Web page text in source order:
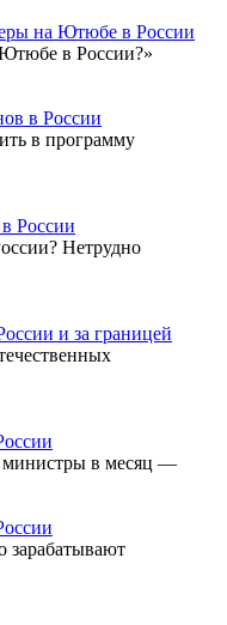
на Ютюбе в России
в России?»
в России
в программу
России
Нетрудно
и за границей
министры в месяц —
зарабатывают